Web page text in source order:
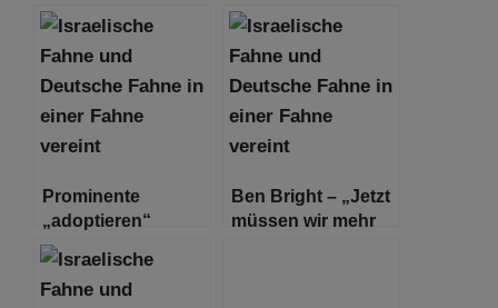
bietet Militärhilfe an
Israel
Prominente
„adoptieren“
entführte Israelis
und fordern ihre
Freilassung
Ben Bright – „Jetzt
müssen wir mehr